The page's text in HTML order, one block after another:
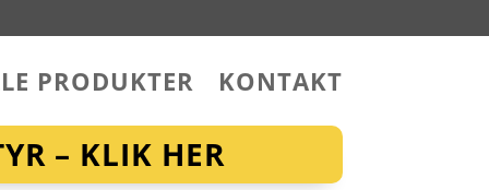
PRODUKTER KONTAKT
– KLIK HER